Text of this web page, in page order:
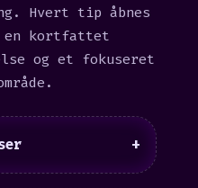
Hvert tip åbnes
kortfattet
og et fokuseret
+